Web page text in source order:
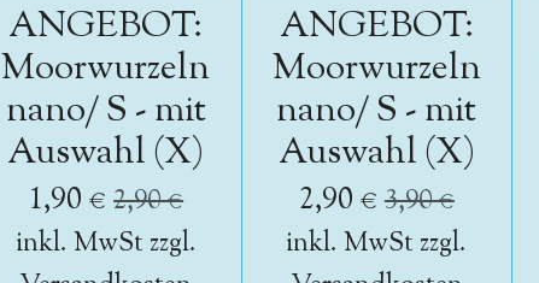
ANGEBOT:
Moorwurzeln
nano/ S - mit
Auswahl (X)
1,90 € 2,90 €
inkl. MwSt zzgl.
ANGEBOT:
Moorwurzeln
nano/ S - mit
Auswahl (X)
2,90 € 3,90 €
inkl. MwSt zzgl.